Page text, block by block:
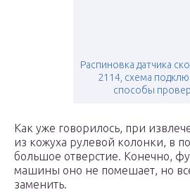
Распиновка датчика
2114, схема
способы
Как уже говорилось, при
из кожуха рулевой колонки, в
большое отверстие. Конечно,
машины оно не помешает, но
заменить.